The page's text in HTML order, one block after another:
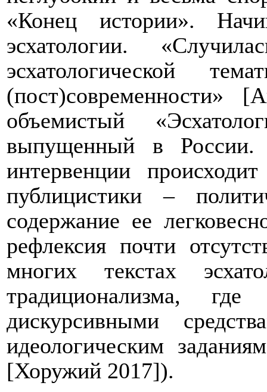
«Конец истории».
эсхатологии.
эсхатологической
(пост)современности»
объемистый
выпущенный в России.
интервенции
публицистики –
содержание ее
рефлексия почти
многих текстах
традиционализма,
дискурсивными
идеологическим
[Хоружий 2017]).